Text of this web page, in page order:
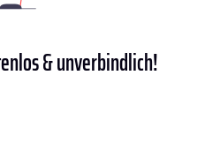
& unverbindlich!